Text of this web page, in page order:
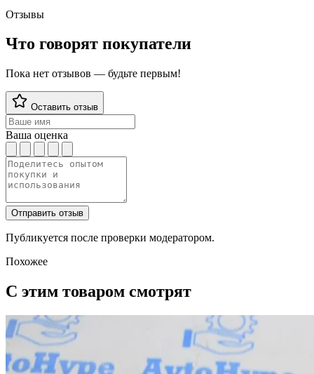
Отзывы
Что говорят покупатели
Пока нет отзывов — будьте первым!
Оставить отзыв
Ваша оценка
Отправить отзыв
Публикуется после проверки модератором.
Похожее
С этим товаром смотрят